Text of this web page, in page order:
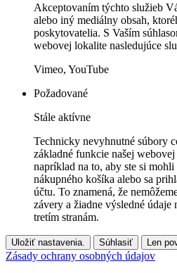
Akceptovaním týchto služieb
alebo iný mediálny obsah,
poskytovatelia. S Vaším
webovej lokalite nasledujúce
Vimeo, YouTube
Požadované
Stále aktívne
Technicky nevyhnutné súbory
základné funkcie našej
napríklad na to, aby ste si
nákupného košíka alebo sa
účtu. To znamená, že
závery a žiadne výsledné
tretím stranám.
Uložiť nastavenia. Súhlasiť Len
Zásady ochrany osobných údajov